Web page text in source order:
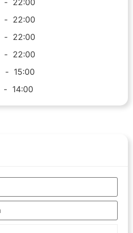
- 22:00
- 22:00
- 22:00
- 22:00
- 15:00
- 14:00